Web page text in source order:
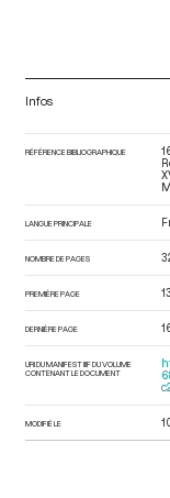
Infos
RÉFÉRENCE BIBLIOGRAPHIQUE
LANGUE PRINCIPALE
NOMBRE DE PAGES
PREMIÈRE PAGE
DERNIÈRE PAGE
URI DU MANIFEST IIIF DU VOLUME
CONTENANT LE DOCUMENT
MODIFIÉ LE